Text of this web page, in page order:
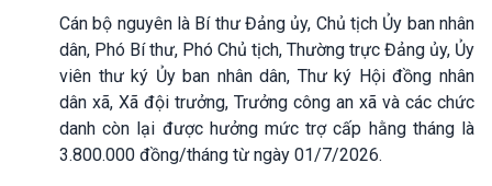
Cán bộ nguyên là Bí thư Đảng ủy, Chủ tịch Ủy ban nhân
dân, Phó Bí thư, Phó Chủ tịch, Thường trực Đảng ủy, Ủy
viên thư ký Ủy ban nhân dân, Thư ký Hội đồng nhân
dân xã, Xã đội trưởng, Trưởng công an xã và các chức
danh còn lại được hưởng mức trợ cấp hằng tháng là
3.800.000 đồng/tháng từ ngày 01/7/2026.